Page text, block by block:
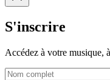
S'inscrire
Accédez à votre musique,